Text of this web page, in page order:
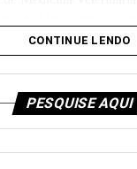
em breve.
CONTINUE LENDO
PESQUISE AQUI